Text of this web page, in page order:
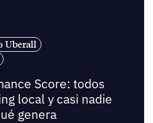
Uberall
Score: todos
local y casi nadie
genera